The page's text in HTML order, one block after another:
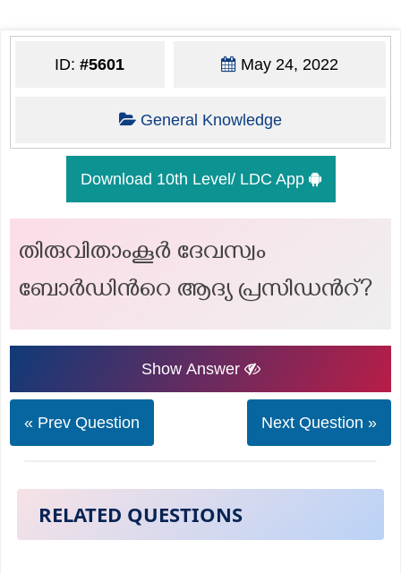
ID:#5601 May 24, 2022
General Knowledge
Download 10th Level/ LDC App
തിരുവിതാംകൂര്‍ ദേവസ്വം
ബോര്‍ഡിന്‍റെ ആദ്യ പ്രസിഡന്‍റ്?
Show Answer
« Prev Question Next Question »
RELATED QUESTIONS